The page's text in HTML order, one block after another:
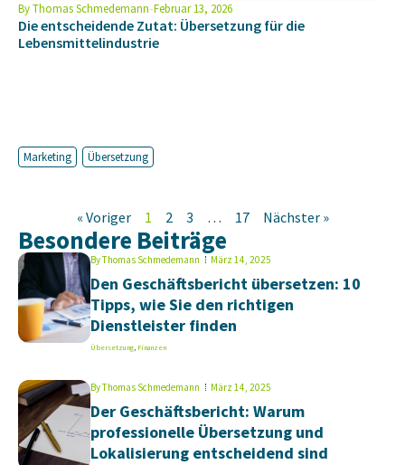
ByThomas Schmedemann Februar 13, 2026
Die entscheidende Zutat: Übersetzung für die
Lebensmittelindustrie
Marketing Übersetzung
« Voriger 1 2 3 … 17 Nächster »
Besondere Beiträge
ByThomas Schmedemann März 14, 2025
Den Geschäftsbericht übersetzen: 10
Tipps, wie Sie den richtigen
Dienstleister finden
Übersetzung, Finanzen
ByThomas Schmedemann März 14, 2025
Der Geschäftsbericht: Warum
professionelle Übersetzung und
Lokalisierung entscheidend sind